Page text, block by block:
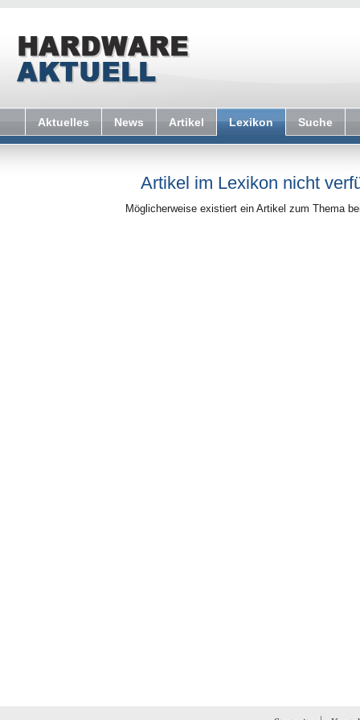
Aktuelles News Artikel Lexikon Suche
Artikel im Lexikon nicht
Möglicherweise existiert ein Artikel zum Thema